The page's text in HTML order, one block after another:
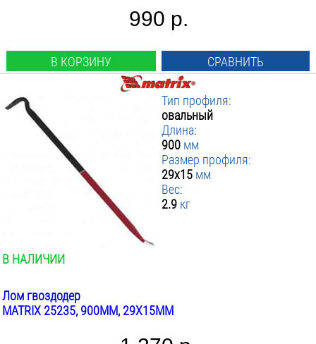
990 р.
В КОРЗИНУ СРАВНИТЬ
Тип профиля:
овальный
Длина:
900 мм
Размер профиля:
29x15 мм
Вес:
2.9 кг
В НАЛИЧИИ
Лом гвоздодер
MATRIX 25235, 900ММ, 29X15ММ